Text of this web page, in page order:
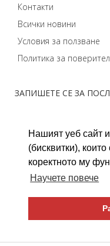
Нашият уеб сайт
(бисквитки),
коректното му
Научете повече
ЗАПИШЕТЕ СЕ ЗА
Контакти
Всички новини
Условия за ползване
Политика за